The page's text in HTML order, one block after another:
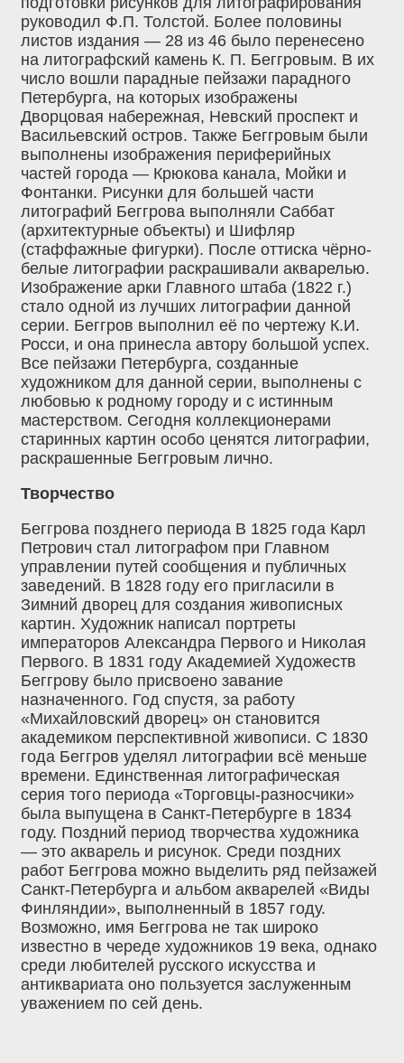
руководил Ф.П. Толстой. Более половины
листов издания — 28 из 46 было перенесено
на литографский камень К. П. Беггровым. В их
число вошли парадные пейзажи парадного
Петербурга, на которых изображены
Дворцовая набережная, Невский проспект и
Васильевский остров. Также Беггровым были
выполнены изображения периферийных
частей города — Крюкова канала, Мойки и
Фонтанки. Рисунки для большей части
литографий Беггрова выполняли Саббат
(архитектурные объекты) и Шифляр
(стаффажные фигурки). После оттиска чёрно-
белые литографии раскрашивали акварелью.
Изображение арки Главного штаба (1822 г.)
стало одной из лучших литографии данной
серии. Беггров выполнил её по чертежу К.И.
Росси, и она принесла автору большой успех.
Все пейзажи Петербурга, созданные
художником для данной серии, выполнены с
любовью к родному городу и с истинным
мастерством. Сегодня коллекционерами
старинных картин особо ценятся литографии,
раскрашенные Беггровым лично.
Творчество
Беггрова позднего периода В 1825 года Карл
Петрович стал литографом при Главном
управлении путей сообщения и публичных
заведений. В 1828 году его пригласили в
Зимний дворец для создания живописных
картин. Художник написал портреты
императоров Александра Первого и Николая
Первого. В 1831 году Академией Художеств
Беггрову было присвоено завание
назначенного. Год спустя, за работу
«Михайловский дворец» он становится
академиком перспективной живописи. С 1830
года Беггров уделял литографии всё меньше
времени. Единственная литографическая
серия того периода «Торговцы-разносчики»
была выпущена в Санкт-Петербурге в 1834
году. Поздний период творчества художника
— это акварель и рисунок. Среди поздних
работ Беггрова можно выделить ряд пейзажей
Санкт-Петербурга и альбом акварелей «Виды
Финляндии», выполненный в 1857 году.
Возможно, имя Беггрова не так широко
известно в череде художников 19 века, однако
среди любителей русского искусства и
антиквариата оно пользуется заслуженным
уважением по сей день.